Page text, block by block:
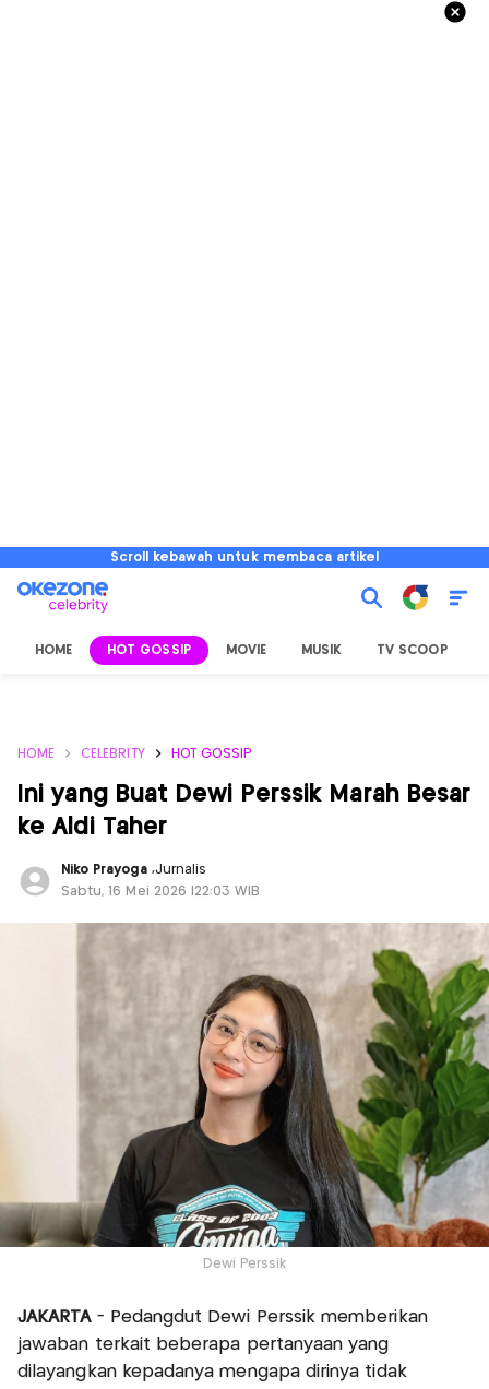
Scroll kebawah untuk membaca artikel
HOME HOT GOSSIP MOVIE MUSIK TV SCOOP
HOME CELEBRITY HOT GOSSIP
Ini yang Buat Dewi Perssik Marah Besar
ke Aldi Taher
Niko Prayoga ,Jurnalis
Sabtu, 16 Mei 2026 |22:03 WIB
Dewi Perssik
JAKARTA - Pedangdut Dewi Perssik memberikan
jawaban terkait beberapa pertanyaan yang
dilayangkan kepadanya mengapa dirinya tidak